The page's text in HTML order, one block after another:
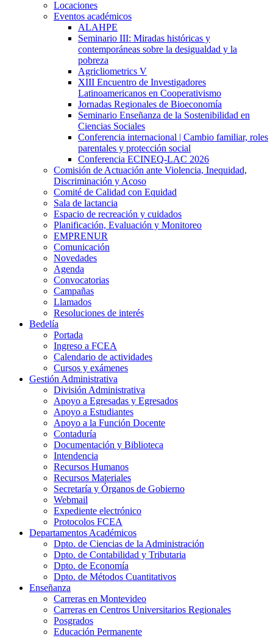
Locaciones
Eventos académicos
ALAHPE
Seminario III: Miradas históricas y
contemporáneas sobre la desigualdad y la
pobreza
Agricliometrics V
XIII Encuentro de Investigadores
Latinoamericanos en Cooperativismo
Jornadas Regionales de Bioeconomía
Seminario Enseñanza de la Sostenibilidad en
Ciencias Sociales
Conferencia internacional | Cambio familiar, roles
parentales y protección social
Conferencia ECINEQ-LAC 2026
Comisión de Actuación ante Violencia, Inequidad,
Discriminación y Acoso
Comité de Calidad con Equidad
Sala de lactancia
Espacio de recreación y cuidados
Planificación, Evaluación y Monitoreo
EMPRENUR
Comunicación
Novedades
Agenda
Convocatorias
Campañas
Llamados
Resoluciones de interés
Bedelía
Portada
Ingreso a FCEA
Calendario de actividades
Cursos y exámenes
Gestión Administrativa
División Administrativa
Apoyo a Egresadas y Egresados
Apoyo a Estudiantes
Apoyo a la Función Docente
Contaduría
Documentación y Biblioteca
Intendencia
Recursos Humanos
Recursos Materiales
Secretaría y Órganos de Gobierno
Webmail
Expediente electrónico
Protocolos FCEA
Departamentos Académicos
Dpto. de Ciencias de la Administración
Dpto. de Contabilidad y Tributaria
Dpto. de Economía
Dpto. de Métodos Cuantitativos
Enseñanza
Carreras en Montevideo
Carreras en Centros Universitarios Regionales
Posgrados
Educación Permanente